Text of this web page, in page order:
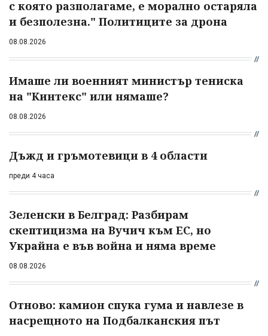
с която разполагаме, е морално остаряла
и безполезна." Политиците за дрона
08.08.2026
Имаше ли военният министър тениска
на "Кинтекс" или нямаше?
08.08.2026
Дъжд и гръмотевици в 4 области
преди 4 часа
Зеленски в Белград: Разбирам
скептицизма на Вучич към ЕС, но
Украйна е във война и няма време
08.08.2026
Отново: камион спука гума и навлезе в
насрещното на Подбалканския път